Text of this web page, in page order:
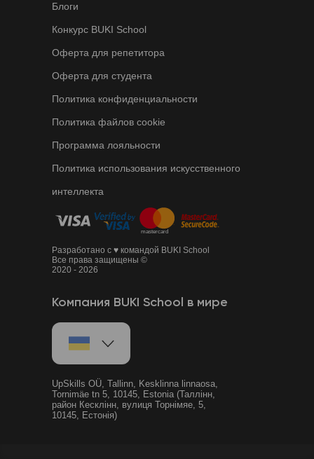
Блоги
Конкурс BUKI School
Оферта для репетитора
Оферта для студента
Политика конфиденциальности
Политика файлов cookie
Программа лояльности
Политика использования искусственного
интеллекта
Разработано с ♥ командой BUKI School
Все права защищены ©
2020 - 2026
Компания BUKI School в мире
UpSkills OÜ, Tallinn, Kesklinna linnaosa,
Tornimäe tn 5, 10145, Estonia (Таллінн,
район Кесклінн, вулиця Торнімяе, 5,
10145, Естонія)